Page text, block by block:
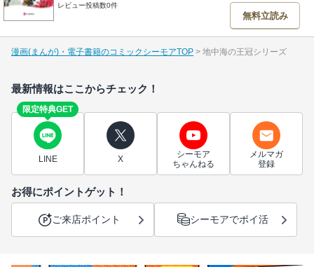
レビュー投稿数0件
無料立読み
漫画(まんが)・電子書籍のコミックシーモアTOP 地中海の王冠シリーズ
最新情報はここからチェック！
限定特典GET
LINE X
シーモア
ちゃんねる
メルマガ
登録
お得にポイントゲット！
ご来店ポイント シーモアでポイ活